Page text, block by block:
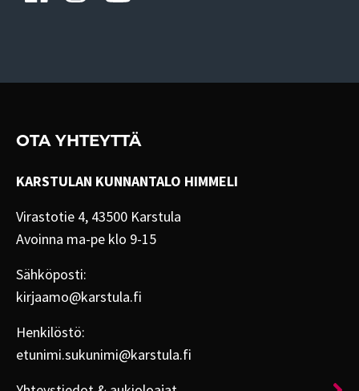
OTA YHTEYTTÄ
KARSTULAN KUNNANTALO HIMMELI
Virastotie 4, 43500 Karstula
Avoinna ma-pe klo 9-15
Sähköposti:
kirjaamo@karstula.fi
Henkilöstö:
etunimi.sukunimi@karstula.fi